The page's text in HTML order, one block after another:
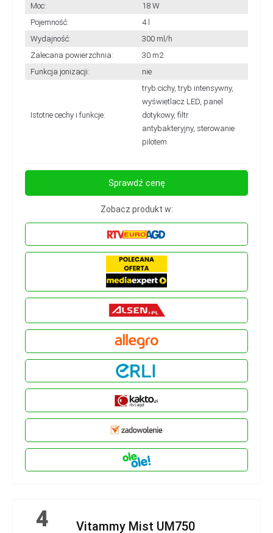
Moc:
18 W
Pojemność:
4 l
Wydajność:
300 ml/h
Zalecana powierzchnia:
30 m2
Funkcja jonizacji:
nie
Istotne cechy i funkcje:
tryb cichy, tryb intensywny,
wyświetlacz LED, panel
dotykowy, filtr
antybakteryjny, sterowanie
pilotem
Sprawdź cenę
Zobacz produkt w:
4 Vitammy Mist UM750